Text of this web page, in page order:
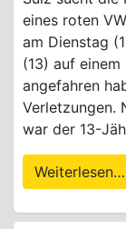
eines roten
am Dienstag
(13) auf
angefahren
Verletzungen.
war der 13-
Weiterlesen…